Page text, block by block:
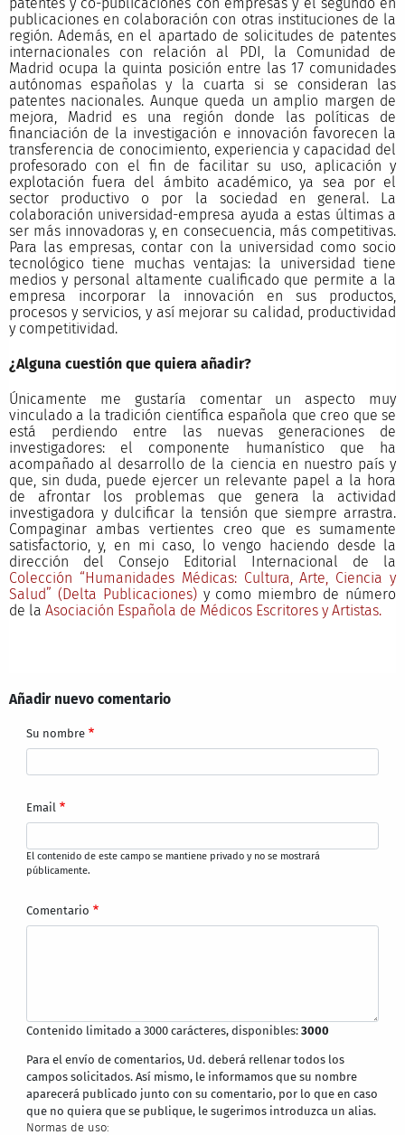
publicaciones en colaboración con otras instituciones de la
región. Además, en el apartado de solicitudes de patentes
internacionales con relación al PDI, la Comunidad de
Madrid ocupa la quinta posición entre las 17 comunidades
autónomas españolas y la cuarta si se consideran las
patentes nacionales. Aunque queda un amplio margen de
mejora, Madrid es una región donde las políticas de
financiación de la investigación e innovación favorecen la
transferencia de conocimiento, experiencia y capacidad del
profesorado con el fin de facilitar su uso, aplicación y
explotación fuera del ámbito académico, ya sea por el
sector productivo o por la sociedad en general. La
colaboración universidad-empresa ayuda a estas últimas a
ser más innovadoras y, en consecuencia, más competitivas.
Para las empresas, contar con la universidad como socio
tecnológico tiene muchas ventajas: la universidad tiene
medios y personal altamente cualificado que permite a la
empresa incorporar la innovación en sus productos,
procesos y servicios, y así mejorar su calidad, productividad
y competitividad.
¿Alguna cuestión que quiera añadir?
Únicamente me gustaría comentar un aspecto muy
vinculado a la tradición científica española que creo que se
está perdiendo entre las nuevas generaciones de
investigadores: el componente humanístico que ha
acompañado al desarrollo de la ciencia en nuestro país y
que, sin duda, puede ejercer un relevante papel a la hora
de afrontar los problemas que genera la actividad
investigadora y dulcificar la tensión que siempre arrastra.
Compaginar ambas vertientes creo que es sumamente
satisfactorio, y, en mi caso, lo vengo haciendo desde la
dirección del Consejo Editorial Internacional de la
Colección “Humanidades Médicas: Cultura, Arte, Ciencia y
Salud” (Delta Publicaciones)y como miembro de número
de la Asociación Española de Médicos Escritores y Artistas.
Añadir nuevo comentario
Su nombre
Email
El contenido de este campo se mantiene privado y no se mostrará
públicamente.
Comentario
Contenido limitado a 3000 carácteres, disponibles:3000
Para el envío de comentarios, Ud. deberá rellenar todos los
campos solicitados. Así mismo, le informamos que su nombre
aparecerá publicado junto con su comentario, por lo que en caso
que no quiera que se publique, le sugerimos introduzca un alias.
Normas de uso: